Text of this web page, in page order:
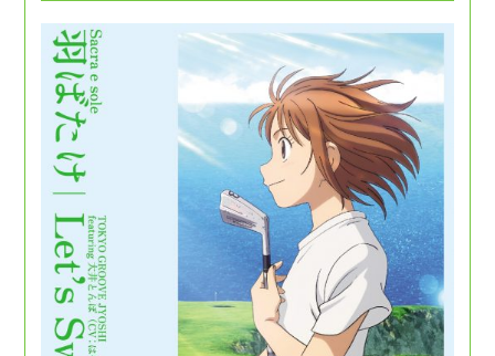
Character
Music
Movie
Goods
Special